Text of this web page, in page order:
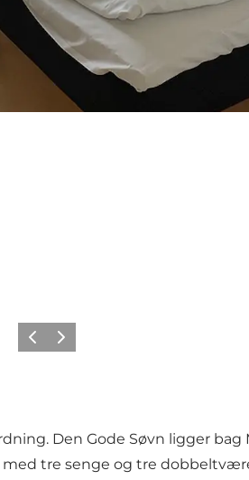
Forrige billede
Næste billede
Den Gode Søvn ligger
tre senge og tre